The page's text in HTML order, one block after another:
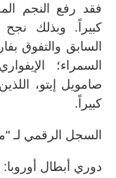
كبيراً. وبذلك
السابق والتفوق
السمراء؛
كبيراً.
السجل الرقمي لـ
دوري أبطال أوروبا: